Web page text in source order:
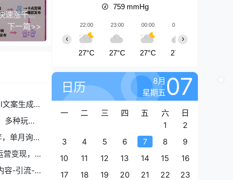
AI美女护士跳舞短视频制作教学，流量拿捏，快速涨千粉万粉【提示词+视频教程】
下一篇>>
案生成
多种玩
单月询盘
变现，
容-引流-
759 mmHg
22:00
27°C
23:00
27°C
00:00
27°C
01:00
27°C
‹ ›
日历
8月
星期五07
一 二 三 四 五 六
日
1
2
3
4 5 6 7 8
9
10
11 12 13 14 15
16
17
18 19 20 21 22
23